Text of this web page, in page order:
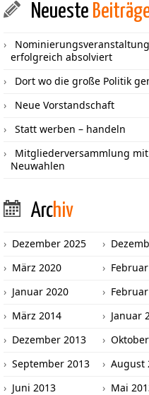
Neueste
Nominierungsveranstaltung
erfolgreich absolviert
Dort wo die große Politik
Neue Vorstandschaft
Statt werben – handeln
Mitgliederversammlung mit
Neuwahlen
Archiv
Dezember 2025
März 2020
Januar 2020
März 2014
Januar
Dezember 2013
September 2013
August
Juni 2013
Mai